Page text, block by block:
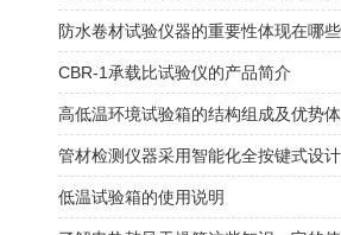
防水卷材试验仪器的重要性体现在哪
CBR-1承载比试验仪的产品简介
高低温环境试验箱的结构组成及优势
低温试验箱的使用说明